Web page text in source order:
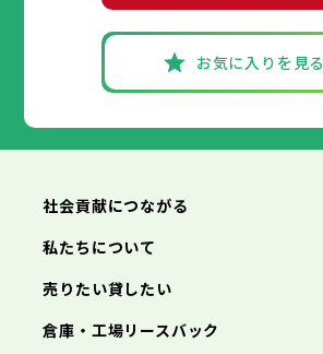
お気に入りを見る
社会貢献につながる
私たちについて
売りたい貸したい
倉庫・工場リースバック